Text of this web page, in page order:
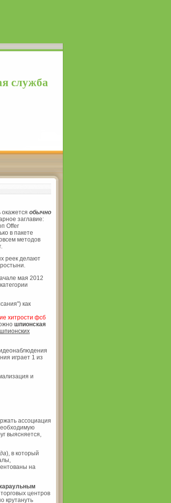
служба
окажется обычно
заглавие:
Offer
в пакете
методов
реек делают
мая 2012
как
хитрости фсб
шпионская
играет 1 из
и
ассоциация
выясняется,
), в который
на
центров
крутануть